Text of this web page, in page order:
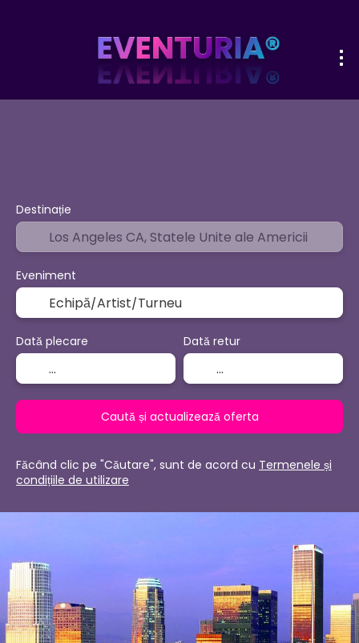
Destinație
Eveniment
Dată plecare Dată retur
Caută și actualizează oferta
Făcând clic pe "Căutare", sunt de acord cu Termenele și
condițiile de utilizare